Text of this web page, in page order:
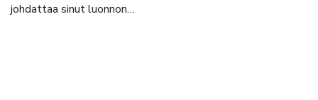
johdattaa sinut luonnon…